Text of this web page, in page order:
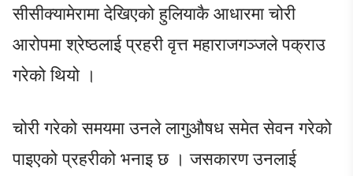
सीसीक्यामेरामा देखिएको हुलियाकै आधारमा चोरी
आरोपमा श्रेष्ठलाई प्रहरी वृत्त महाराजगञ्जले पक्राउ
गरेको थियो ।
चोरी गरेको समयमा उनले लागुऔषध समेत सेवन गरेको
पाइएको प्रहरीको भनाइ छ । जसकारण उनलाई